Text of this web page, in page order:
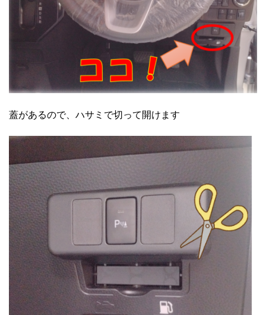
蓋があるので、ハサミで切って開けます